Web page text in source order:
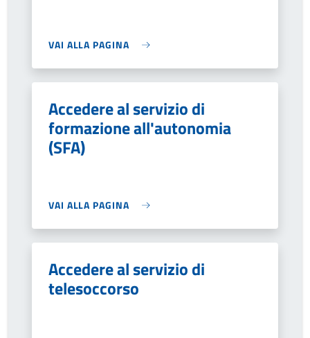
VAI ALLA PAGINA
Accedere al servizio di
formazione all'autonomia
(SFA)
VAI ALLA PAGINA
Accedere al servizio di
telesoccorso